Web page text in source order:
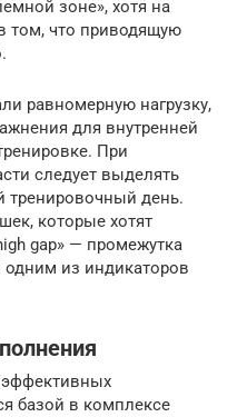
зоне», хотя на
том, что приводящую
равномерную нагрузку,
для внутренней
При
следует выделять
тренировочный день.
которые хотят
gap» — промежутка
из индикаторов
базой в комплексе